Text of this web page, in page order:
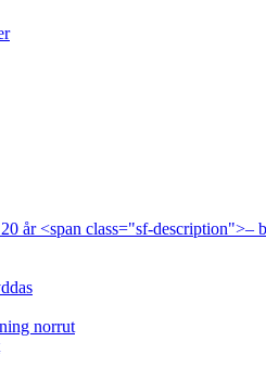
år <span class="sf-description">–
norrut